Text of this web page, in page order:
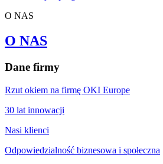
O NAS
O NAS
Dane firmy
Rzut okiem na firmę OKI Europe
30 lat innowacji
Nasi klienci
Odpowiedzialność biznesowa i społeczna